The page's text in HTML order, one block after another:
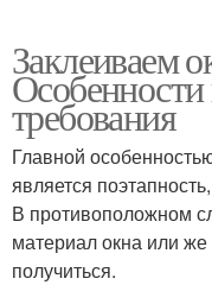
Заклеиваем
требования
Главной
является
В противоположном
материал окна или же
получиться.